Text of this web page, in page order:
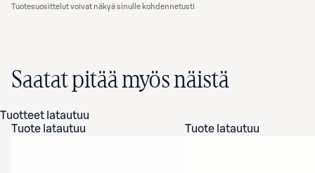
Tuotesuosittelut voivat näkyä sinulle kohdennetusti
Saatat pitää myös näistä
Tuotteet latautuu
Tuote latautuu
Tuote latautuu